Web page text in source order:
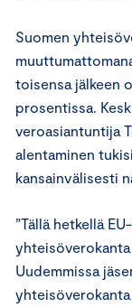
Suomen
toisensa jälkeen
prosentissa.
veroasiantuntija
alentaminen
kansainvälisesti
”Tällä hetkellä
Uudemmissa